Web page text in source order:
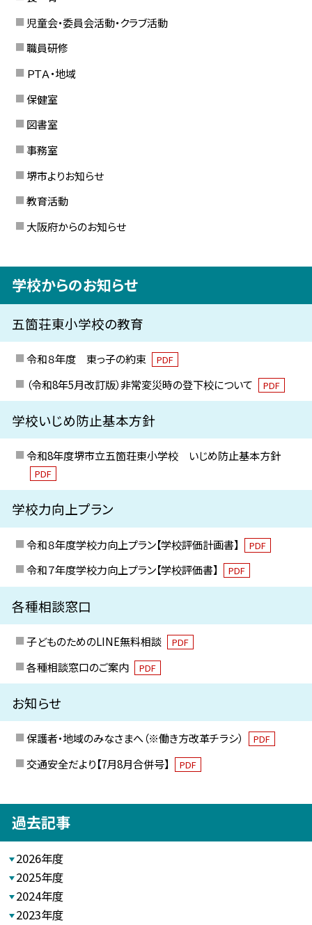
児童会・委員会活動・クラブ活動
職員研修
ＰＴＡ・地域
保健室
図書室
事務室
堺市よりお知らせ
教育活動
大阪府からのお知らせ
学校からのお知らせ
五箇荘東小学校の教育
令和８年度 東っ子の約束 PDF
（令和8年5月改訂版）非常変災時の登下校について PDF
学校いじめ防止基本方針
令和8年度堺市立五箇荘東小学校 いじめ防止基本方針
PDF
学校力向上プラン
令和８年度学校力向上プラン【学校評価計画書】 PDF
令和７年度学校力向上プラン【学校評価書】 PDF
各種相談窓口
子どものためのLINE無料相談 PDF
各種相談窓口のご案内 PDF
お知らせ
保護者・地域のみなさまへ（※働き方改革チラシ） PDF
交通安全だより【7月8月合併号】 PDF
過去記事
2026年度
2025年度
2024年度
2023年度